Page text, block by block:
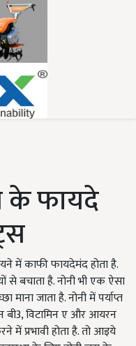
के फायदे
में काफी फायदेमंद होता है.
से बचाता है. नोनी भी एक ऐसा
जाता है. नोनी में पर्याप्त
बी3, विटामिन ए और आयरन
में प्रभावी होता है. तो आइये